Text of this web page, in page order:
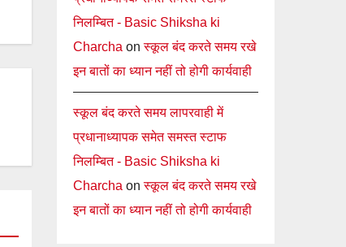
निलम्बित - Basic Shiksha ki
Charcha onस्कूल बंद करते समय रखे
इन बातों का ध्यान नहीं तो होगी कार्यवाही
स्कूल बंद करते समय लापरवाही में
प्रधानाध्यापक समेत समस्त स्टाफ
निलम्बित - Basic Shiksha ki
Charcha onस्कूल बंद करते समय रखे
इन बातों का ध्यान नहीं तो होगी कार्यवाही